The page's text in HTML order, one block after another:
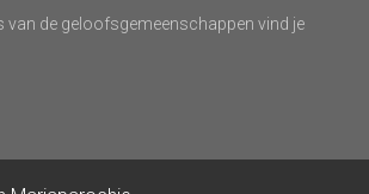
van de geloofsgemeenschappen vind je